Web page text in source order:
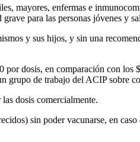
mayores, enfermas e
para las personas jóvenes y
y sus hijos, y sin una
dosis, en comparación con los
grupo de trabajo del ACIP sobre
dosis comercialmente.
sin poder vacunarse, en